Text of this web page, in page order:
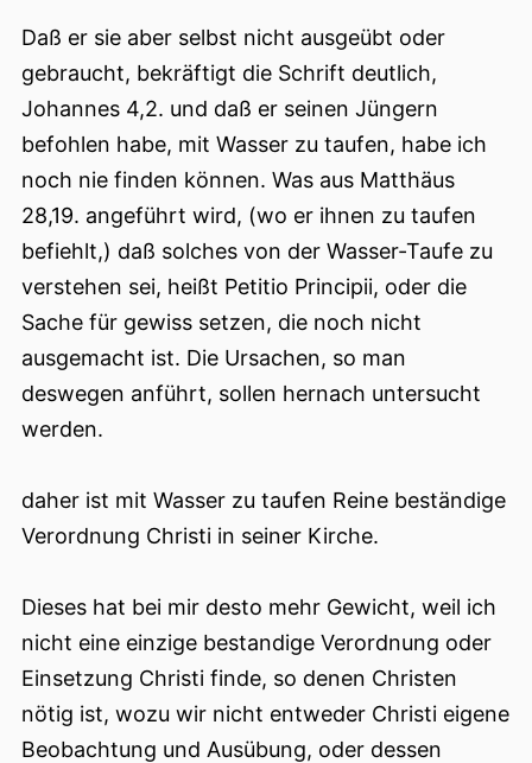
Daß er sie aber selbst nicht ausgeübt oder
gebraucht, bekräftigt die Schrift deutlich,
Johannes 4,2. und daß er seinen Jüngern
befohlen habe, mit Wasser zu taufen, habe ich
noch nie finden können. Was aus Matthäus
28,19. angeführt wird, (wo er ihnen zu taufen
befiehlt,) daß solches von der Wasser-Taufe zu
verstehen sei, heißt Petitio Principii, oder die
Sache für gewiss setzen, die noch nicht
ausgemacht ist. Die Ursachen, so man
deswegen anführt, sollen hernach untersucht
werden.
daher ist mit Wasser zu taufen Reine beständige
Verordnung Christi in seiner Kirche.
Dieses hat bei mir desto mehr Gewicht, weil ich
nicht eine einzige bestandige Verordnung oder
Einsetzung Christi finde, so denen Christen
nötig ist, wozu wir nicht entweder Christi eigene
Beobachtung und Ausübung, oder dessen